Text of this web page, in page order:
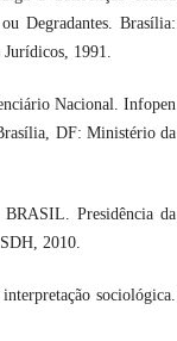
Degradantes. Brasília:
1991.
Nacional. Infopen
DF: Ministério da
Presidência da
2010.
sociológica.